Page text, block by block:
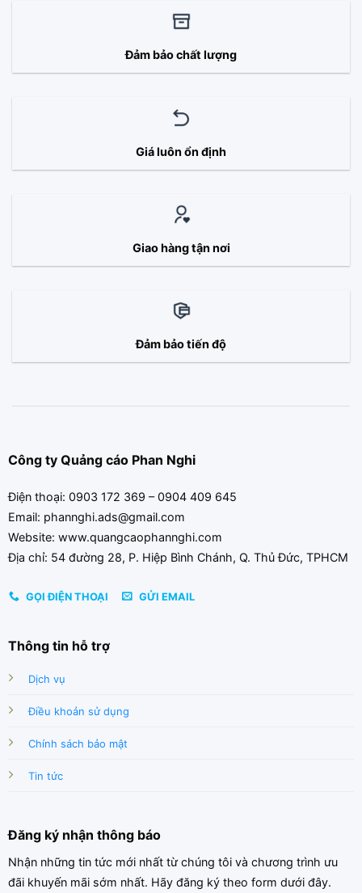
Đảm bảo chất lượng
Giá luôn ổn định
Giao hàng tận nơi
Đảm bảo tiến độ
Công ty Quảng cáo Phan Nghi
Điện thoại: 0903 172 369 – 0904 409 645
Email: phannghi.ads@gmail.com
Website: www.quangcaophannghi.com
Địa chỉ: 54 đường 28, P. Hiệp Bình Chánh, Q. Thủ Đức, TPHCM
GỌI ĐIỆN THOẠI GỬI EMAIL
Thông tin hỗ trợ
Dịch vụ
Điều khoản sử dụng
Chính sách bảo mật
Tin tức
Đăng ký nhận thông báo
Nhận những tin tức mới nhất từ chúng tôi và chương trình ưu
đãi khuyến mãi sớm nhất. Hãy đăng ký theo form dưới đây.